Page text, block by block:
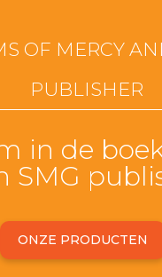
OF MERCY
PUBLISHER
in de
SMG
ONZE PRODUCTEN